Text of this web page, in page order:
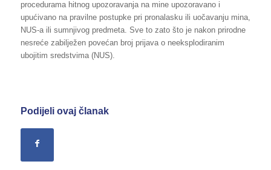
procedurama hitnog upozoravanja na mine upozoravano i
upućivano na pravilne postupke pri pronalasku ili uočavanju mina,
NUS-a ili sumnjivog predmeta. Sve to zato što je nakon prirodne
nesreće zabilježen povećan broj prijava o neeksplodiranim
ubojitim sredstvima (NUS).
Podijeli ovaj članak